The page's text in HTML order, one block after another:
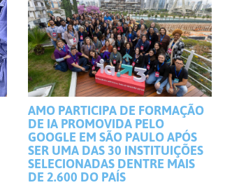
AMO PARTICIPA DE FORMAÇÃO
DE IA PROMOVIDA PELO
GOOGLE EM SÃO PAULO APÓS
SER UMA DAS 30 INSTITUIÇÕES
SELECIONADAS DENTRE MAIS
DE 2.600 DO PAÍS